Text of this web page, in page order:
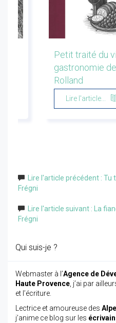
Petit traité du
gastronomie
Rolland
Lire l'article...
Lire l'article précédent :
Frégni
Lire l'article suivant : La
Frégni
Qui suis-je ?
Webmaster à l’Agence de
Haute Provence , j’ai par
et l’écriture.
Lectrice et amoureuse des
j’anime ce blog sur les